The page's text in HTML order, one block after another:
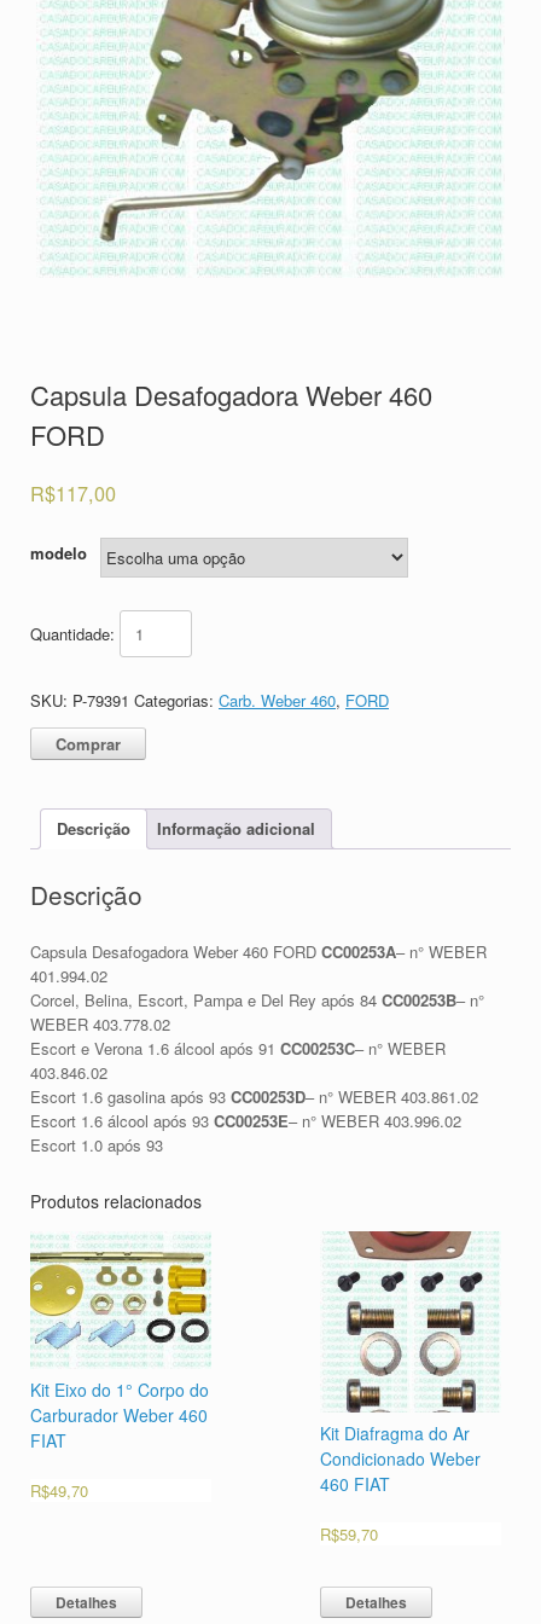
Capsula Desafogadora Weber 460
FORD
R$117,00
modelo
Quantidade:
Comprar
SKU: P-79391 Categorias: Carb. Weber 460, FORD
Descrição Informação adicional
Descrição
Capsula Desafogadora Weber 460 FORD CC00253A– n° WEBER
401.994.02
Corcel, Belina, Escort, Pampa e Del Rey após 84 CC00253B– n°
WEBER 403.778.02
Escort e Verona 1.6 álcool após 91 CC00253C– n° WEBER
403.846.02
Escort 1.6 gasolina após 93 CC00253D– n° WEBER 403.861.02
Escort 1.6 álcool após 93 CC00253E– n° WEBER 403.996.02
Escort 1.0 após 93
Produtos relacionados
Kit Eixo do 1° Corpo do
Carburador Weber 460
FIAT
R$49,70
Detalhes
Kit Diafragma do Ar
Condicionado Weber
460 FIAT
R$59,70
Detalhes